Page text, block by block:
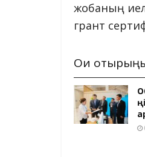
жобаның
грант
Оқи